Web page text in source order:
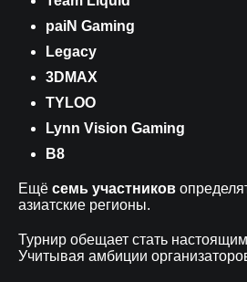
paiN Gaming
Legacy
3DMAX
TYLOO
Lynn Vision Gaming
B8
Ещё семь участников
азиатские регионы.
Турнир обещает стать
Учитывая амбиции